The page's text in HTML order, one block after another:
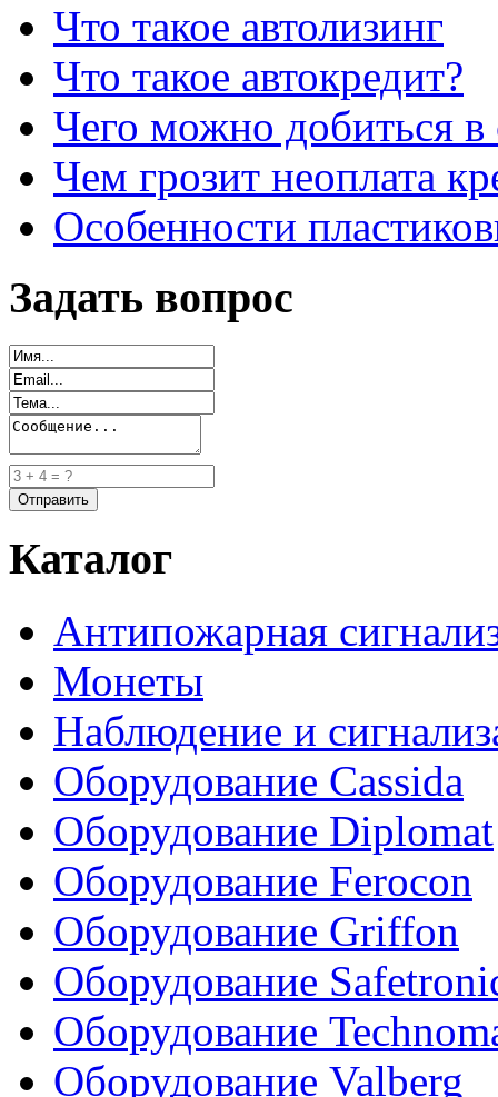
Что такое автолизинг
Что такое автокредит?
Чего можно добиться в
Чем грозит неоплата
Особенности
Задать вопрос
Каталог
Антипожарная
Монеты
Наблюдение и
Оборудование Cassida
Оборудование Diplomat
Оборудование Ferocon
Оборудование Griffon
Оборудование
Оборудование
Оборудование Valberg